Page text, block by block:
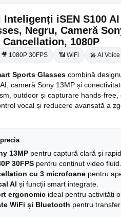
iSEN S100
Negru, Cameră
1080P
🎥 1080P 30FPS 📶 WiFi 🎤 AI Voice
Sports Glasses combină
cameră Sony 13MP și
outdoor și capturare hands-free,
vocal și reducere avansată a
13MP pentru captură clară și
30FPS pentru conținut video fluid.
cu 3 microfoane pentru
AI și funcții smart integrate.
ergonomic ideal pentru activități
WiFi și Bluetooth pentru transfer